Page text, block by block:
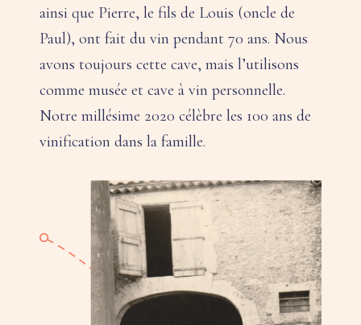
ainsi que Pierre, le fils de Louis (oncle de
Paul), ont fait du vin pendant 70 ans. Nous
avons toujours cette cave, mais l’utilisons
comme musée et cave à vin personnelle.
Notre millésime 2020 célèbre les 100 ans de
vinification dans la famille.